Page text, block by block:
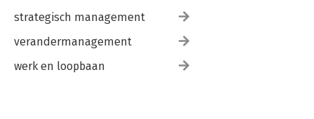
strategisch management
verandermanagement
werk en loopbaan